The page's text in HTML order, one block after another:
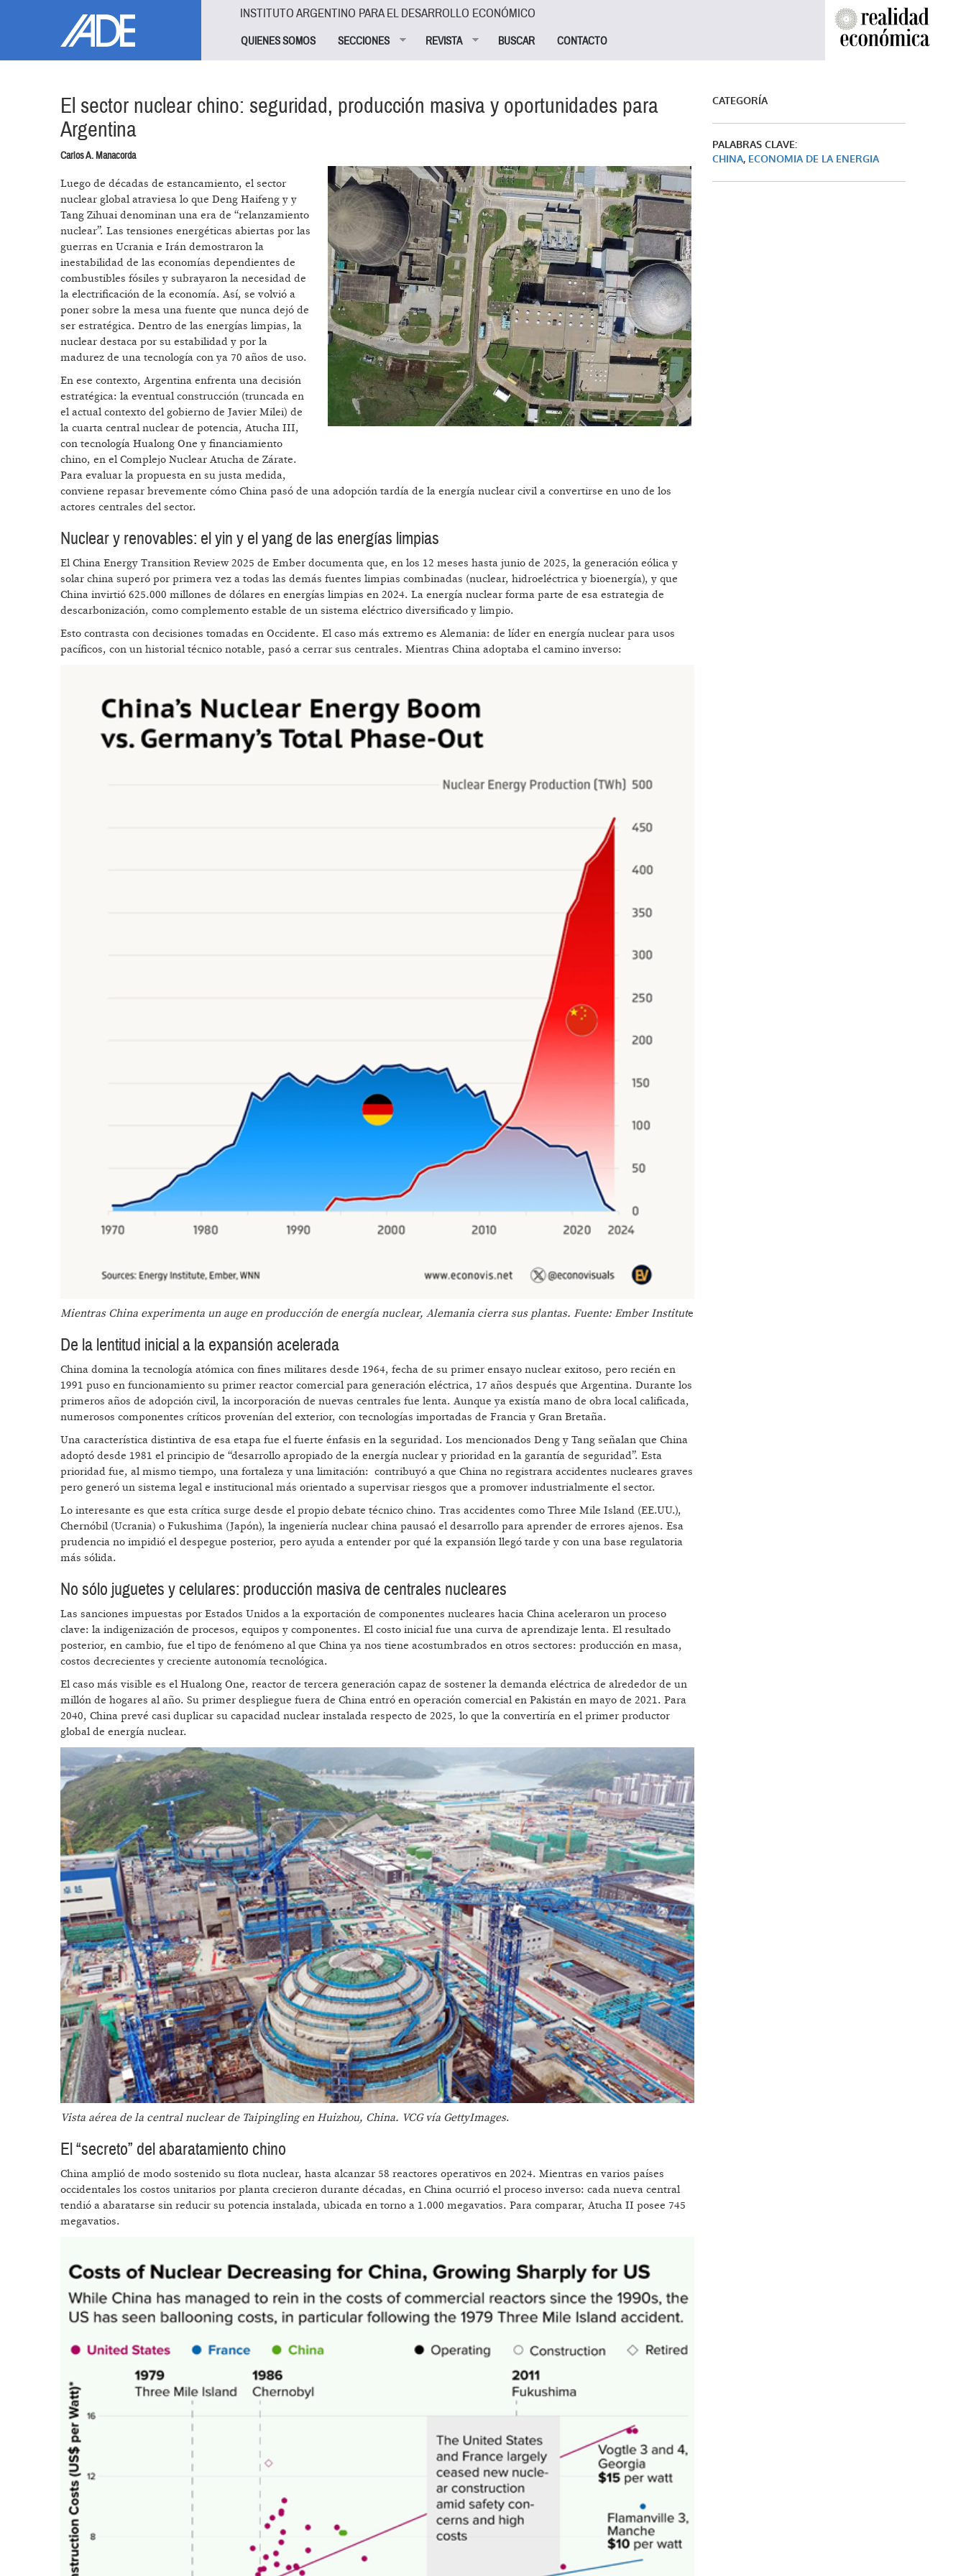
INSTITUTO ARGENTINO PARA EL DESARROLLO ECONÓMICO
QUIENES SOMOS SECCIONES REVISTA BUSCAR CONTACTO
El sector nuclear chino: seguridad, producción masiva y oportunidades para
Argentina
Carlos A. Manacorda
Luego de décadas de estancamiento, el sector
nuclear global atraviesa lo que Deng Haifeng y y
Tang Zihuai denominan una era de “relanzamiento
nuclear”. Las tensiones energéticas abiertas por las
guerras en Ucrania e Irán demostraron la
inestabilidad de las economías dependientes de
combustibles fósiles y subrayaron la necesidad de
la electrificación de la economía. Así, se volvió a
poner sobre la mesa una fuente que nunca dejó de
ser estratégica. Dentro de las energías limpias, la
nuclear destaca por su estabilidad y por la
madurez de una tecnología con ya 70 años de uso.
En ese contexto, Argentina enfrenta una decisión
estratégica: la eventual construcción (truncada en
el actual contexto del gobierno de Javier Milei) de
la cuarta central nuclear de potencia, Atucha III,
con tecnología Hualong One y financiamiento
chino, en el Complejo Nuclear Atucha de Zárate.
Para evaluar la propuesta en su justa medida,
conviene repasar brevemente cómo China pasó de una adopción tardía de la energía nuclear civil a convertirse en uno de los
actores centrales del sector.
Nuclear y renovables: el yin y el yang de las energías limpias
El China Energy Transition Review 2025 de Ember documenta que, en los 12 meses hasta junio de 2025, la generación eólica y
solar china superó por primera vez a todas las demás fuentes limpias combinadas (nuclear, hidroeléctrica y bioenergía), y que
China invirtió 625.000 millones de dólares en energías limpias en 2024. La energía nuclear forma parte de esa estrategia de
descarbonización, como complemento estable de un sistema eléctrico diversificado y limpio.
Esto contrasta con decisiones tomadas en Occidente. El caso más extremo es Alemania: de líder en energía nuclear para usos
pacíficos, con un historial técnico notable, pasó a cerrar sus centrales. Mientras China adoptaba el camino inverso:
Mientras China experimenta un auge en producción de energía nuclear, Alemania cierra sus plantas. Fuente: Ember Institute
De la lentitud inicial a la expansión acelerada
China domina la tecnología atómica con fines militares desde 1964, fecha de su primer ensayo nuclear exitoso, pero recién en
1991 puso en funcionamiento su primer reactor comercial para generación eléctrica, 17 años después que Argentina. Durante los
primeros años de adopción civil, la incorporación de nuevas centrales fue lenta. Aunque ya existía mano de obra local calificada,
numerosos componentes críticos provenían del exterior, con tecnologías importadas de Francia y Gran Bretaña.
Una característica distintiva de esa etapa fue el fuerte énfasis en la seguridad. Los mencionados Deng y Tang señalan que China
adoptó desde 1981 el principio de “desarrollo apropiado de la energía nuclear y prioridad en la garantía de seguridad”. Esta
prioridad fue, al mismo tiempo, una fortaleza y una limitación: contribuyó a que China no registrara accidentes nucleares graves
pero generó un sistema legal e institucional más orientado a supervisar riesgos que a promover industrialmente el sector.
Lo interesante es que esta crítica surge desde el propio debate técnico chino. Tras accidentes como Three Mile Island (EE.UU.),
Chernóbil (Ucrania) o Fukushima (Japón), la ingeniería nuclear china pausaó el desarrollo para aprender de errores ajenos. Esa
prudencia no impidió el despegue posterior, pero ayuda a entender por qué la expansión llegó tarde y con una base regulatoria
más sólida.
No sólo juguetes y celulares: producción masiva de centrales nucleares
Las sanciones impuestas por Estados Unidos a la exportación de componentes nucleares hacia China aceleraron un proceso
clave: la indigenización de procesos, equipos y componentes. El costo inicial fue una curva de aprendizaje lenta. El resultado
posterior, en cambio, fue el tipo de fenómeno al que China ya nos tiene acostumbrados en otros sectores: producción en masa,
costos decrecientes y creciente autonomía tecnológica.
El caso más visible es el Hualong One, reactor de tercera generación capaz de sostener la demanda eléctrica de alrededor de un
millón de hogares al año. Su primer despliegue fuera de China entró en operación comercial en Pakistán en mayo de 2021. Para
2040, China prevé casi duplicar su capacidad nuclear instalada respecto de 2025, lo que la convertiría en el primer productor
global de energía nuclear.
Vista aérea de la central nuclear de Taipingling en Huizhou, China. VCG vía GettyImages.
El “secreto” del abaratamiento chino
China amplió de modo sostenido su flota nuclear, hasta alcanzar 58 reactores operativos en 2024. Mientras en varios países
occidentales los costos unitarios por planta crecieron durante décadas, en China ocurrió el proceso inverso: cada nueva central
tendió a abaratarse sin reducir su potencia instalada, ubicada en torno a 1.000 megavatios. Para comparar, Atucha II posee 745
megavatios.
CATEGORÍA
PALABRAS CLAVE:
CHINA, ECONOMIA DE LA ENERGIA